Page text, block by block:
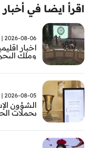
اقرأ ايضا في أخبار
2026-08-06 | 12:33
اخبار
وملك
2026-08-05 | 12:16
الشؤون
بحملات